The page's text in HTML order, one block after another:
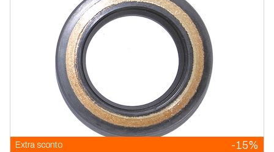
Extra sconto -15%